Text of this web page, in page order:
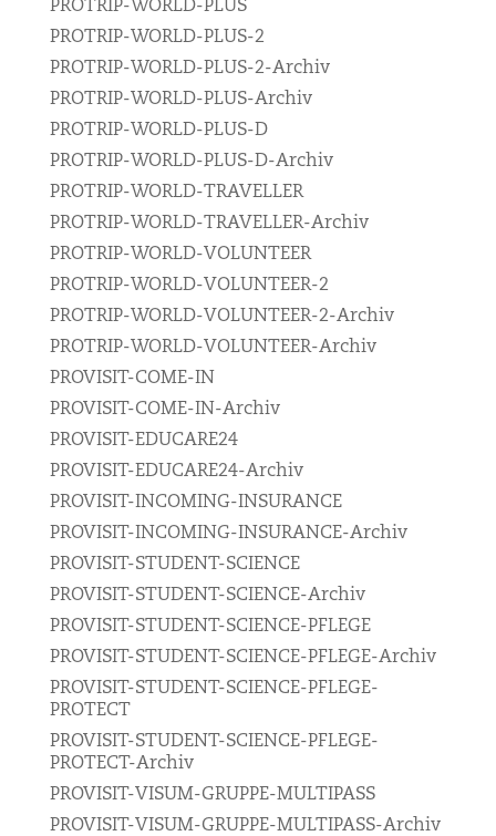
PROTRIP-WORLD-PLUS
PROTRIP-WORLD-PLUS-2
PROTRIP-WORLD-PLUS-2-Archiv
PROTRIP-WORLD-PLUS-Archiv
PROTRIP-WORLD-PLUS-D
PROTRIP-WORLD-PLUS-D-Archiv
PROTRIP-WORLD-TRAVELLER
PROTRIP-WORLD-TRAVELLER-Archiv
PROTRIP-WORLD-VOLUNTEER
PROTRIP-WORLD-VOLUNTEER-2
PROTRIP-WORLD-VOLUNTEER-2-Archiv
PROTRIP-WORLD-VOLUNTEER-Archiv
PROVISIT-COME-IN
PROVISIT-COME-IN-Archiv
PROVISIT-EDUCARE24
PROVISIT-EDUCARE24-Archiv
PROVISIT-INCOMING-INSURANCE
PROVISIT-INCOMING-INSURANCE-Archiv
PROVISIT-STUDENT-SCIENCE
PROVISIT-STUDENT-SCIENCE-Archiv
PROVISIT-STUDENT-SCIENCE-PFLEGE
PROVISIT-STUDENT-SCIENCE-PFLEGE-Archiv
PROVISIT-STUDENT-SCIENCE-PFLEGE-
PROTECT
PROVISIT-STUDENT-SCIENCE-PFLEGE-
PROTECT-Archiv
PROVISIT-VISUM-GRUPPE-MULTIPASS
PROVISIT-VISUM-GRUPPE-MULTIPASS-Archiv